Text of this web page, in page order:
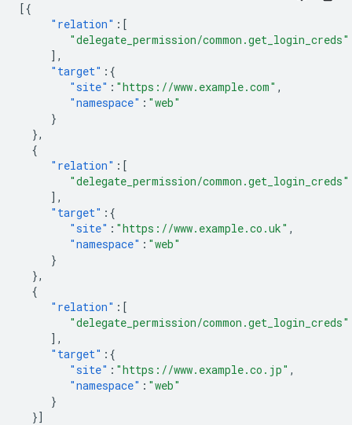
[{
"relation" :[
"delegate_permission/common.get_login_creds"
],
"target" :{
"site" : "https://www.example.com" ,
"namespace" : "web"
}
},
{
"relation" :[
"delegate_permission/common.get_login_creds"
],
"target" :{
"site" : "https://www.example.co.uk" ,
"namespace" : "web"
}
},
{
"relation" :[
"delegate_permission/common.get_login_creds"
],
"target" :{
"site" : "https://www.example.co.jp" ,
"namespace" : "web"
}
}]